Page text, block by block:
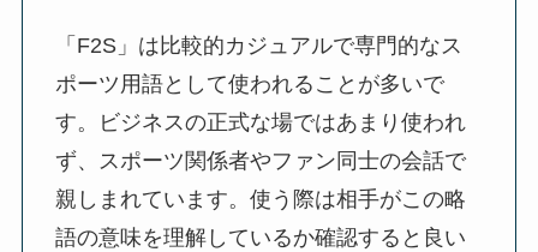
「F2S」は比較的カジュアルで専門的なス
ポーツ用語として使われることが多いで
す。ビジネスの正式な場ではあまり使われ
ず、スポーツ関係者やファン同士の会話で
親しまれています。使う際は相手がこの略
語の意味を理解しているか確認すると良い